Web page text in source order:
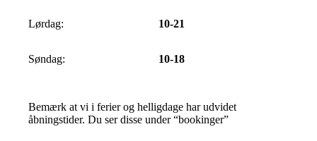
Lørdag: 10-21
Søndag: 10-18
Bemærk at vi i ferier og helligdage har udvidet
åbningstider. Du ser disse under “bookinger”